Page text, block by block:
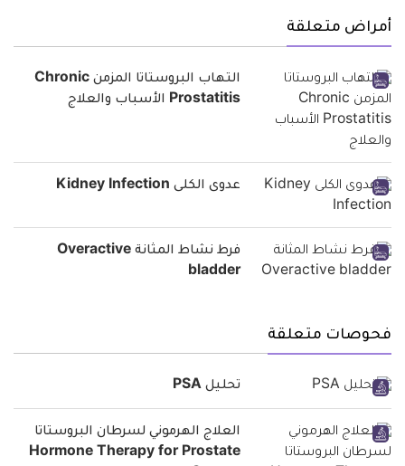
أمراض متعلقة
التهاب البروستاتا المزمن Chronic
Prostatitis الأسباب والعلاج
عدوى الكلى Kidney Infection
فرط نشاط المثانة Overactive
bladder
فحوصات متعلقة
تحليل PSA
العلاج الهرموني لسرطان البروستاتا
Hormone Therapy for Prostate